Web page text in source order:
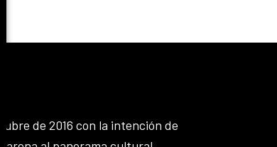
de 2016 con la intención de